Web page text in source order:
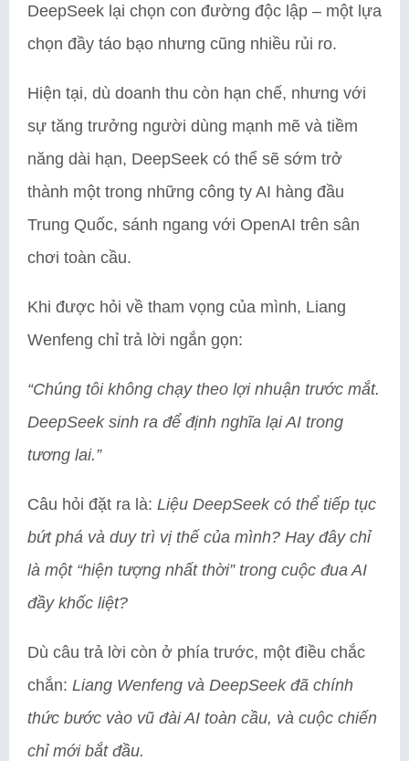
DeepSeek lại chọn con đường độc lập – một lựa
chọn đầy táo bạo nhưng cũng nhiều rủi ro.
Hiện tại, dù doanh thu còn hạn chế, nhưng với
sự tăng trưởng người dùng mạnh mẽ và tiềm
năng dài hạn, DeepSeek có thể sẽ sớm trở
thành một trong những công ty AI hàng đầu
Trung Quốc, sánh ngang với OpenAI trên sân
chơi toàn cầu.
Khi được hỏi về tham vọng của mình, Liang
Wenfeng chỉ trả lời ngắn gọn:
“Chúng tôi không chạy theo lợi nhuận trước mắt.
DeepSeek sinh ra để định nghĩa lại AI trong
tương lai.”
Câu hỏi đặt ra là: Liệu DeepSeek có thể tiếp tục
bứt phá và duy trì vị thế của mình? Hay đây chỉ
là một “hiện tượng nhất thời” trong cuộc đua AI
đầy khốc liệt?
Dù câu trả lời còn ở phía trước, một điều chắc
chắn: Liang Wenfeng và DeepSeek đã chính
thức bước vào vũ đài AI toàn cầu, và cuộc chiến
chỉ mới bắt đầu.